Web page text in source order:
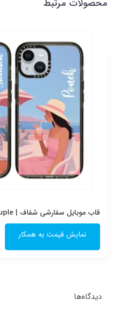
محصولات مرتبط
قاب موبایل سفارشی شفاف | Pink couple (کد 0601)
نمایش قیمت به همکار
دیدگاه‌ها